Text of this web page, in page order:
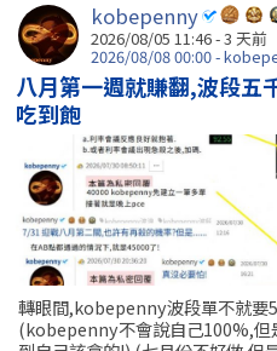
kobepenny
2026/08/05 11:46 - 3 天前
2026/08/08 00:00 -
八月第一週就賺翻,波段
吃到飽
轉眼間,kobepenny波段單不就要
(kobepenny不會說自己100%,